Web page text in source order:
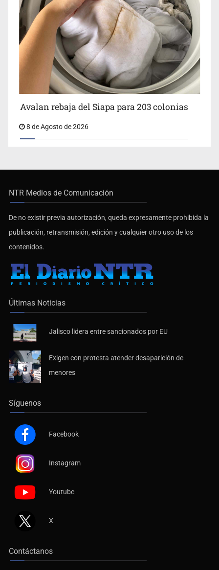
Avalan rebaja del Siapa para 203 colonias
8 de Agosto de 2026
NTR Medios de Comunicación
De no existir previa autorización, queda expresamente prohibida la
publicación, retransmisión, edición y cualquier otro uso de los
contenidos.
Últimas Noticias
Jalisco lidera entre sancionados por EU
Exigen con protesta atender desaparición de
menores
Síguenos
Facebook
Instagram
Youtube
X
Contáctanos